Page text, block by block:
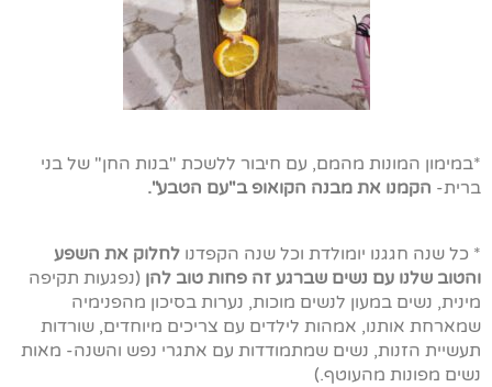
*במימון המונות מהמם, עם חיבור ללשכת "בנות החן" של בני
ברית- הקמנו את מבנה הקואופ ב"עם הטבע".
* כל שנה חגגנו יומולדת וכל שנה הקפדנו לחלוק את השפע
והטוב שלנו עם נשים שברגע זה פחות טוב להן (נפגעות תקיפה
מינית, נשים במעון לנשים מוכות, נערות בסיכון מהפנימיה
שמארחת אותנו, אמהות לילדים עם צריכים מיוחדים, שורדות
תעשיית הזנות, נשים שמתמודדות עם אתגרי נפש והשנה- מאות
נשים מפונות מהעוטף.)